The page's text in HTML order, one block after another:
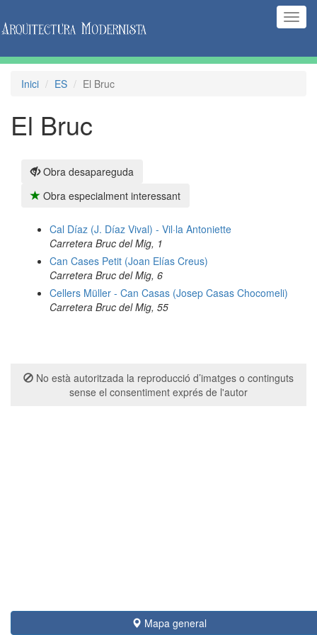
Inici ES El Bruc
El Bruc
Obra desapareguda
Obra especialment interessant
Cal Díaz (J. Díaz Vival) - Vil·la Antoniette
Carretera Bruc del Mig, 1
Can Cases Petit (Joan Elías Creus)
Carretera Bruc del Mig, 6
Cellers Müller - Can Casas (Josep Casas Chocomeli)
Carretera Bruc del Mig, 55
Mapa general
No està autoritzada la reproducció d’imatges o continguts
sense el consentiment exprés de l'autor